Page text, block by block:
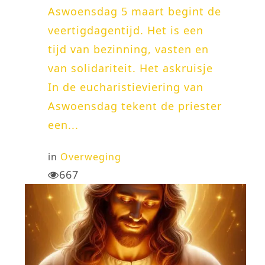
Aswoensdag 5 maart begint de
veertigdagentijd. Het is een
tijd van bezinning, vasten en
van solidariteit. Het askruisje
In de eucharistieviering van
Aswoensdag tekent de priester
een...
in Overweging
667